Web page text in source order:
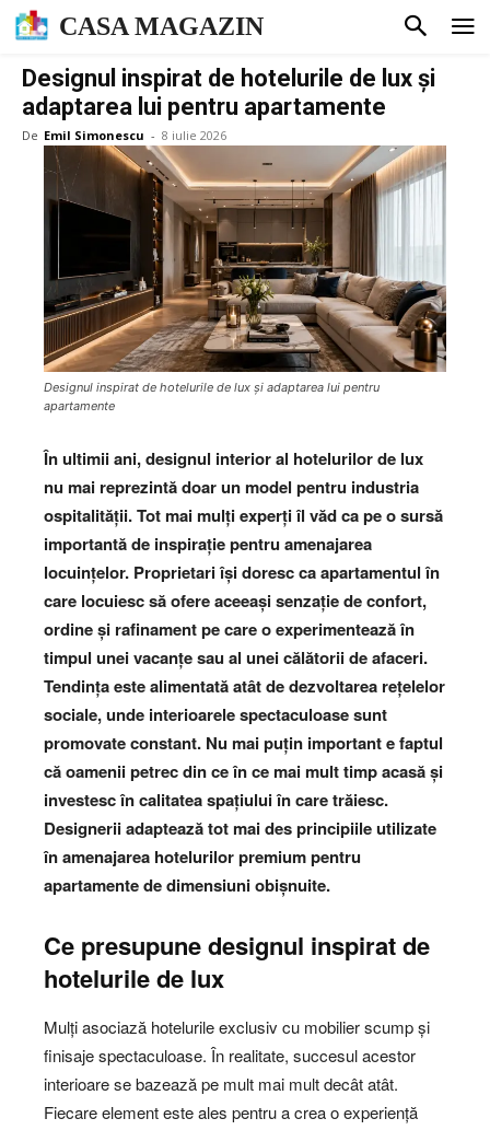
CASA MAGAZIN
Designul inspirat de hotelurile de lux și
adaptarea lui pentru apartamente
De Emil Simonescu - 8 iulie 2026
Designul inspirat de hotelurile de lux și adaptarea lui pentru
apartamente
În ultimii ani, designul interior al hotelurilor de lux
nu mai reprezintă doar un model pentru industria
ospitalității. Tot mai mulți experți îl văd ca pe o sursă
importantă de inspirație pentru amenajarea
locuințelor. Proprietari își doresc ca apartamentul în
care locuiesc să ofere aceeași senzație de confort,
ordine și rafinament pe care o experimentează în
timpul unei vacanțe sau al unei călătorii de afaceri.
Tendința este alimentată atât de dezvoltarea rețelelor
sociale, unde interioarele spectaculoase sunt
promovate constant. Nu mai puțin important e faptul
că oamenii petrec din ce în ce mai mult timp acasă și
investesc în calitatea spațiului în care trăiesc.
Designerii adaptează tot mai des principiile utilizate
în amenajarea hotelurilor premium pentru
apartamente de dimensiuni obișnuite.
Ce presupune designul inspirat de
hotelurile de lux
Mulți asociază hotelurile exclusiv cu mobilier scump și
finisaje spectaculoase. În realitate, succesul acestor
interioare se bazează pe mult mai mult decât atât.
Fiecare element este ales pentru a crea o experiență